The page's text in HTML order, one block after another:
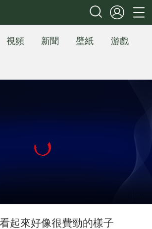
視頻 新聞 壁紙
游戲
起來好像很費勁的樣子